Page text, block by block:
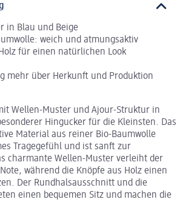
in Blau und Beige
weich und atmungsaktiv
für einen natürlichen Look
mehr über Herkunft und Produktion
Wellen-Muster und Ajour-Struktur in
Hingucker für die Kleinsten. Das
Material aus reiner Bio-Baumwolle
Tragegefühl und ist sanft zur
charmante Wellen-Muster verleiht der
während die Knöpfe aus Holz einen
Der Rundhalsausschnitt und die
einen bequemen Sitz und machen die